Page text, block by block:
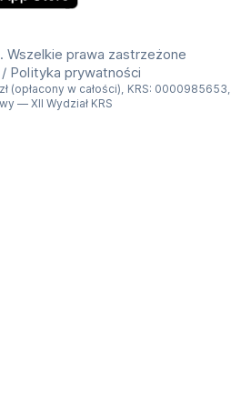
Wszelkie prawa zastrzeżone
/ Polityka prywatności
(opłacony w całości), KRS: 0000985653,
— XII Wydział KRS